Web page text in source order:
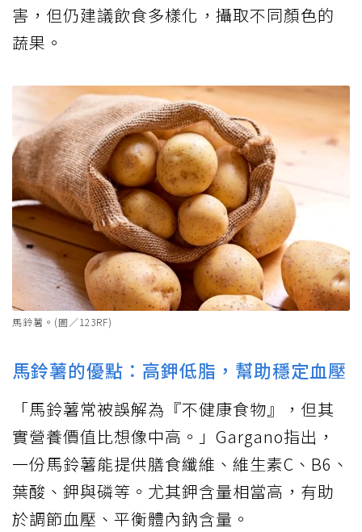
害，但仍建議飲食多樣化，攝取不同顏色的
蔬果。
馬鈴薯。(圖／123RF)
馬鈴薯的優點：高鉀低脂，幫助穩定血壓
「馬鈴薯常被誤解為『不健康食物』，但其
實營養價值比想像中高。」Gargano指出，
一份馬鈴薯能提供膳食纖維、維生素C、B6、
葉酸、鉀與磷等。尤其鉀含量相當高，有助
於調節血壓、平衡體內鈉含量。